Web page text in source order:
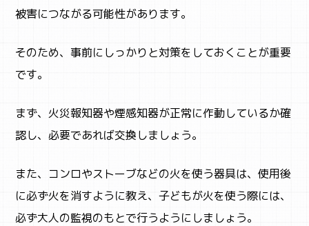
被害につながる可能性があります。
そのため、事前にしっかりと対策をしておくことが重要
です。
まず、火災報知器や煙感知器が正常に作動しているか確
認し、必要であれば交換しましょう。
また、コンロやストーブなどの火を使う器具は、使用後
に必ず火を消すように教え、子どもが火を使う際には、
必ず大人の監視のもとで行うようにしましょう。